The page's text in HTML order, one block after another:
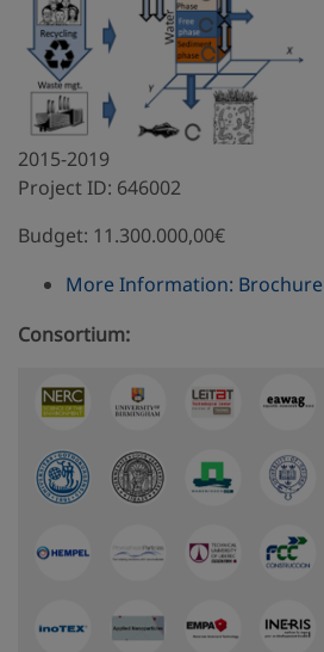
2015-2019
Project ID: 646002
Budget: 11.300.000,00€
More Information: Brochure
Consortium: